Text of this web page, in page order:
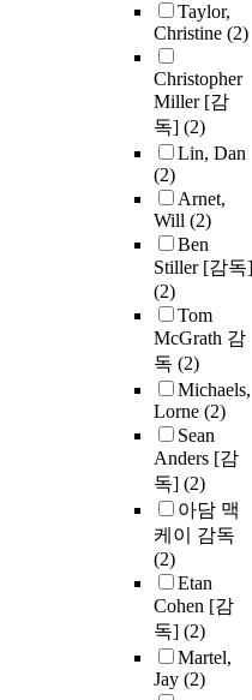
Taylor,
Christine (2)
Christopher
Miller [감
독] (2)
Lin, Dan
(2)
Arnet,
Will (2)
Ben
Stiller [감독]
(2)
Tom
McGrath 감
독 (2)
Michaels,
Lorne (2)
Sean
Anders [감
독] (2)
아담 맥
케이 감독
(2)
Etan
Cohen [감
독] (2)
Martel,
Jay (2)